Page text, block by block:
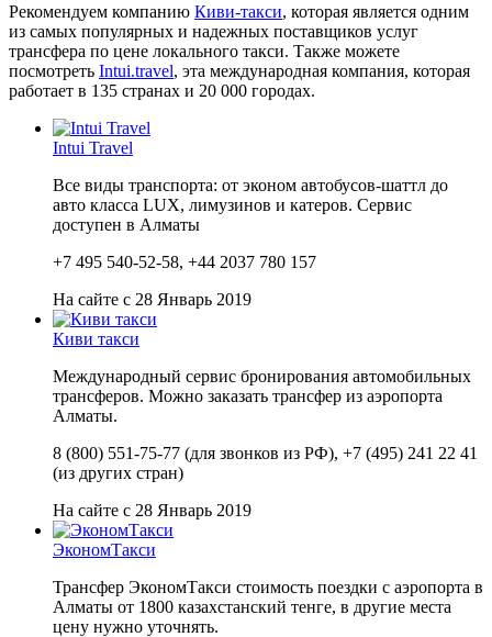
Рекомендуем компанию Киви-такси, которая является одним
из самых популярных и надежных поставщиков услуг
трансфера по цене локального такси. Также можете
посмотреть Intui.travel, эта международная компания, которая
работает в 135 странах и 20 000 городах.
Intui Travel
Все виды транспорта: от эконом автобусов-шаттл до
авто класса LUX, лимузинов и катеров. Сервис
доступен в Алматы
+7 495 540-52-58, +44 2037 780 157
На сайте с 28 Январь 2019
Киви такси
Международный сервис бронирования автомобильных
трансферов. Можно заказать трансфер из аэропорта
Алматы.
8 (800) 551-75-77 (для звонков из РФ), +7 (495) 241 22 41
(из других стран)
На сайте с 28 Январь 2019
ЭкономТакси
Трансфер ЭкономТакси стоимость поездки с аэропорта в
Алматы от 1800 казахстанский тенге, в другие места
цену нужно уточнять.